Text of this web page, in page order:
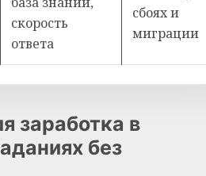
скорость
ответа
сбоях и
миграции
заработка в
без